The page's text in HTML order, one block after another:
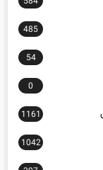
485
54
0
1161
1042
397